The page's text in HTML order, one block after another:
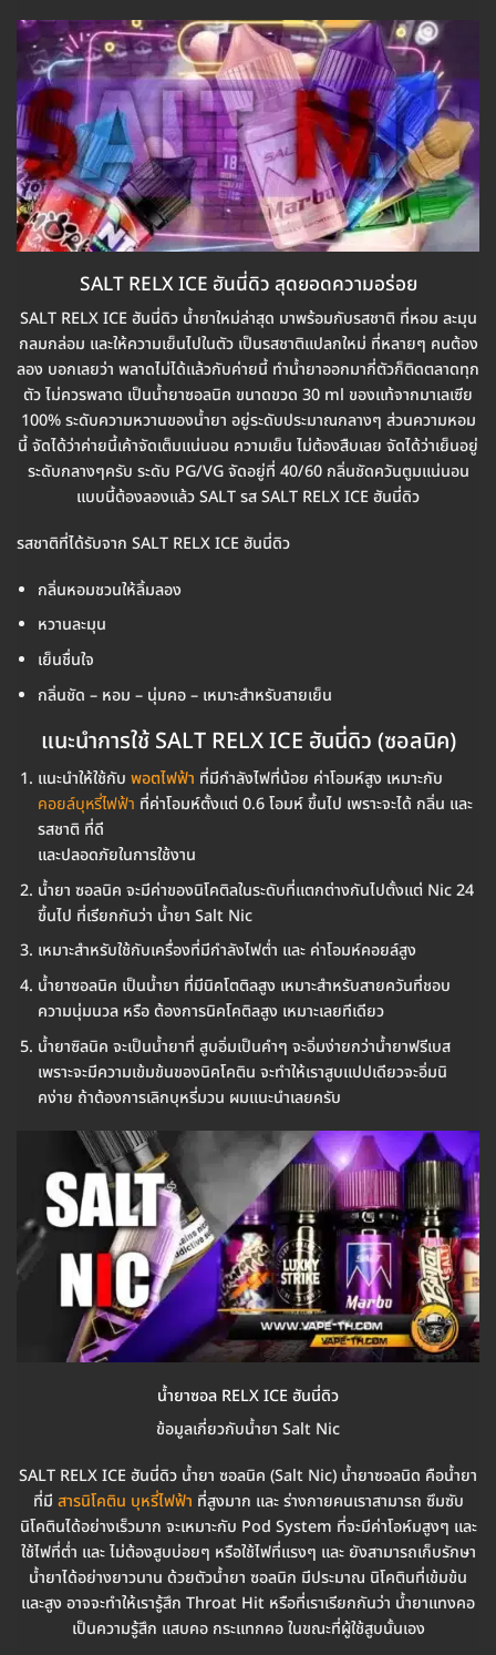
SALT RELX ICE ฮันนี่ดิว สุดยอดความอร่อย
SALT RELX ICE ฮันนี่ดิว น้ำยาใหม่ล่าสุด มาพร้อมกับรสชาติ ที่หอม ละมุน
กลมกล่อม และให้ความเย็นไปในตัว เป็นรสชาติแปลกใหม่ ที่หลายๆ คนต้อง
ลอง บอกเลยว่า พลาดไม่ได้แล้วกับค่ายนี้ ทำน้ำยาออกมากี่ตัวก็ติดตลาดทุก
ตัว ไม่ควรพลาด เป็นน้ำยาซอลนิค ขนาดขวด 30 ml ของแท้จากมาเลเซีย
100% ระดับความหวานของน้ำยา อยู่ระดับประมาณกลางๆ ส่วนความหอม
นี้ จัดได้ว่าค่ายนี้เค้าจัดเต็มแน่นอน ความเย็น ไม่ต้องสืบเลย จัดได้ว่าเย็นอยู่
ระดับกลางๆครับ ระดับ PG/VG จัดอยู่ที่ 40/60 กลิ่นชัดควันตูมแน่นอน
แบบนี้ต้องลองแล้ว SALT รส SALT RELX ICE ฮันนี่ดิว
รสชาติที่ได้รับจาก SALT RELX ICE ฮันนี่ดิว
กลิ่นหอมชวนให้ลิ้มลอง
หวานละมุน
เย็นชื่นใจ
กลิ่นชัด – หอม – นุ่มคอ – เหมาะสำหรับสายเย็น
แนะนำการใช้ SALT RELX ICE ฮันนี่ดิว (ซอลนิค)
แนะนำให้ใช้กับ พอตไฟฟ้า ที่มีกำลังไฟที่น้อย ค่าโอมห์สูง เหมาะกับ
คอยล์บุหรี่ไฟฟ้า ที่ค่าโอมห์ตั้งแต่ 0.6 โอมห์ ขึ้นไป เพราะจะได้ กลิ่น และ
รสชาติ ที่ดี
และปลอดภัยในการใช้งาน
น้ำยา ซอลนิค จะมีค่าของนิโคติลในระดับที่แตกต่างกันไปตั้งแต่ Nic 24
ขึ้นไป ที่เรียกกันว่า น้ำยา Salt Nic
เหมาะสำหรับใช้กับเครื่องที่มีกำลังไฟต่ำ และ ค่าโอมห์คอยล์สูง
น้ำยาซอลนิค เป็นน้ำยา ที่มีนิคโตติลสูง เหมาะสำหรับสายควันที่ชอบ
ความนุ่มนวล หรือ ต้องการนิคโคติลสูง เหมาะเลยทีเดียว
น้ำยาซิลนิค จะเป็นน้ำยาที่ สูบอิ่มเป็นคำๆ จะอิ่มง่ายกว่าน้ำยาฟรีเบส
เพราะจะมีความเข้มข้นของนิคโคติน จะทำให้เราสูบแปปเดียวจะอิ่มนิ
คง่าย ถ้าต้องการเลิกบุหรี่มวน ผมแนะนำเลยครับ
น้ำยาซอล RELX ICE ฮันนี่ดิว
ข้อมูลเกี่ยวกับน้ำยา Salt Nic
SALT RELX ICE ฮันนี่ดิว น้ำยา ซอลนิค (Salt Nic) น้ำยาซอลนิด คือน้ำยา
ที่มี สารนิโคติน บุหรี่ไฟฟ้า ที่สูงมาก และ ร่างกายคนเราสามารถ ซึมซับ
นิโคตินได้อย่างเร็วมาก จะเหมาะกับ Pod System ที่จะมีค่าโอห์มสูงๆ และ
ใช้ไฟที่ต่ำ และ ไม่ต้องสูบบ่อยๆ หรือใช้ไฟที่แรงๆ และ ยังสามารถเก็บรักษา
น้ำยาได้อย่างยาวนาน ด้วยตัวน้ำยา ซอลนิก มีประมาณ นิโคตินที่เข้มข้น
และสูง อาจจะทำให้เรารู้สึก Throat Hit หรือที่เราเรียกกันว่า น้ำยาแทงคอ
เป็นความรู้สึก แสบคอ กระแทกคอ ในขณะที่ผู้ใช้สูบนั้นเอง